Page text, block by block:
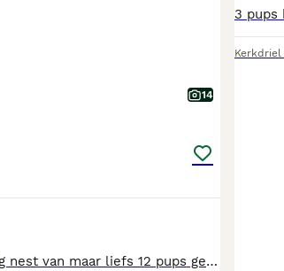
14
Onze lieve Soof heeft een prachtig nest van maar liefs 12 pups gekregen. ze zijn 100% poedel en volledig goedgekeurd met rontgen ecvo en een volledig goedgekeurd dna profiel. nu hebben ze niet alleen de mooiste kleurtjes , maar zijn deze pups ook de 4e generatie uit afgestudeerde hulphonden. Uit deze prachtige bewezen lijnen zijn nog enkele reutjes beschikbaar. Dus bent u op zoek naar een volwaardig gezinslid uit een zorgvuldig verandwoord gefokt nestje . u wilt echt een maatje voor het leven.. neem dan graag contact met ons op. we beandwoorden graag al u vragen. de koffie staat klaar
Kerkdriel